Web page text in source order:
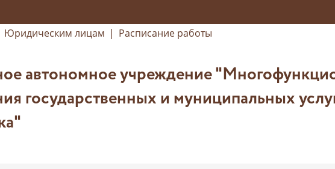
Юридическим лицам | Расписание работы
автономное учреждение
государственных и муниципальных